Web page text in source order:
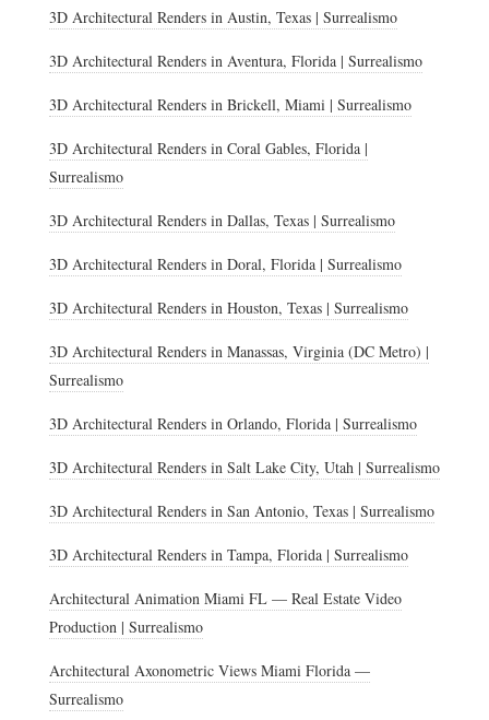
3D Architectural Renders in Austin, Texas | Surrealismo
3D Architectural Renders in Aventura, Florida | Surrealismo
3D Architectural Renders in Brickell, Miami | Surrealismo
3D Architectural Renders in Coral Gables, Florida |
Surrealismo
3D Architectural Renders in Dallas, Texas | Surrealismo
3D Architectural Renders in Doral, Florida | Surrealismo
3D Architectural Renders in Houston, Texas | Surrealismo
3D Architectural Renders in Manassas, Virginia (DC Metro) |
Surrealismo
3D Architectural Renders in Orlando, Florida | Surrealismo
3D Architectural Renders in Salt Lake City, Utah | Surrealismo
3D Architectural Renders in San Antonio, Texas | Surrealismo
3D Architectural Renders in Tampa, Florida | Surrealismo
Architectural Animation Miami FL — Real Estate Video
Production | Surrealismo
Architectural Axonometric Views Miami Florida —
Surrealismo